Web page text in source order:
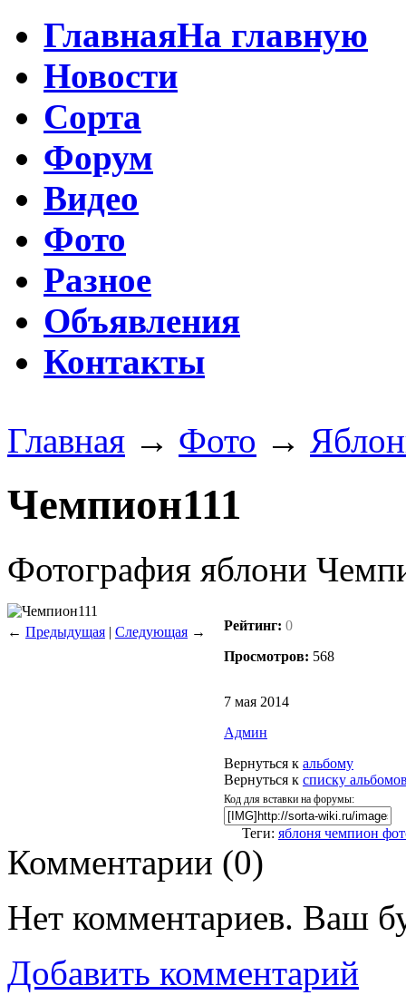
ГлавнаяНа главную
Новости
Сорта
Форум
Видео
Фото
Разное
Объявления
Контакты
Главная → Фото →
Чемпион111
Фотография яблони
← Предыдущая | Следующая → Рейтинг: 0
Просмотров: 568
7 мая 2014
Админ
Вернуться к альбому
Вернуться к списку
Код для вставки на форумы:
Теги: яблоня чемпион
Комментарии (0)
Нет комментариев. Ваш
Добавить комментарий